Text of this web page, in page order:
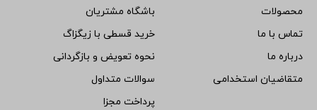
محصولات
تماس با ما
درباره ما
متقاضیان استخدامی
باشگاه مشتریان
خرید قسطی با زیگزاگ
نحوه تعویض و بازگردانی
سوالات متداول
پرداخت مجزا